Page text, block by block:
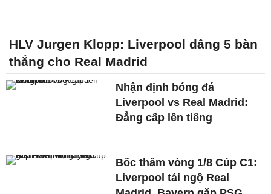
HLV Jurgen Klopp: Liverpool dâng 5 bàn
thắng cho Real Madrid
Nhận định bóng đá
Liverpool vs Real Madrid:
Đẳng cấp lên tiếng
Bốc thăm vòng 1/8 Cúp C1:
Liverpool tái ngộ Real